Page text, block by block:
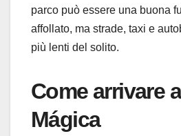
parco può essere una buona
affollato, ma strade, taxi e
più lenti del solito.
Come arrivare
Mágica